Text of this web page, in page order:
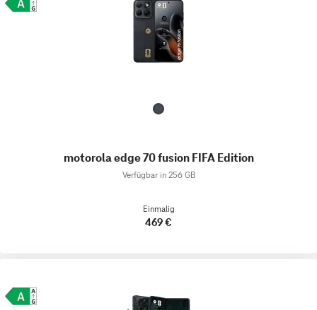
motorola edge 70 fusion FIFA Edition
Verfügbar in 256 GB
Einmalig
469 €